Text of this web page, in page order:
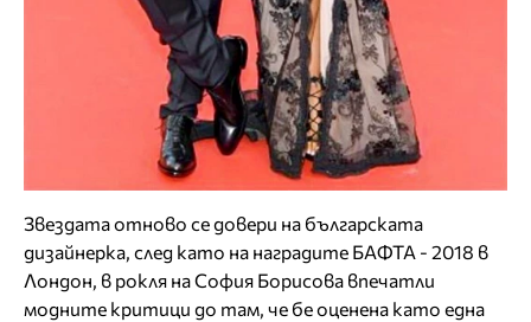
Звездата отново се довери на българската
дизайнерка, след като на наградите БАФТА - 2018 в
Лондон, в рокля на София Борисова впечатли
модните критици до там, че бе оценена като една